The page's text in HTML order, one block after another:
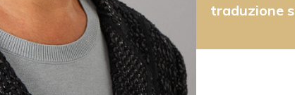
traduzione